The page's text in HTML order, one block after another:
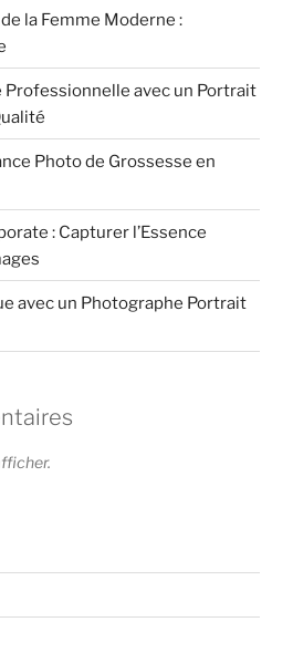
la Femme Moderne :
Professionnelle avec un Portrait
Photo de Grossesse en
: Capturer l’Essence
avec un Photographe Portrait